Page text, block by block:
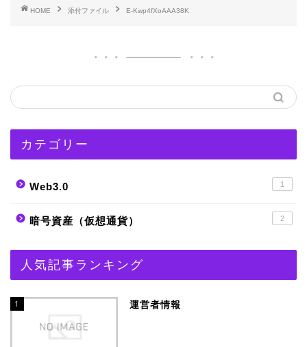
HOME 添付ファイル E-Kwp4fXoAAA38K
カテゴリー
Web3.0 1
暗号資産（仮想通貨） 2
人気記事ランキング
1 運営者情報